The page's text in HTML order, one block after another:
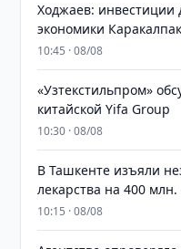
Ходжаев: инвестиции
экономики
10:45 · 08/08
«Узтекстильпром»
китайской Yifa Group
10:30 · 08/08
​​​​​​​В Ташкенте изъяли
лекарства на 400 млн.
10:15 · 08/08